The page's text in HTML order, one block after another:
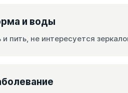
и воды
и пить, не интересуется